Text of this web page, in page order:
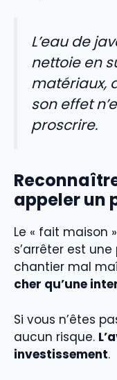
L’eau de
nettoie en
matériaux,
son effet
proscrire.
appeler un
Le « fait maison
s’arrêter est
chantier mal
cher qu’une
Si vous n’êtes
aucun risque.
investissement.